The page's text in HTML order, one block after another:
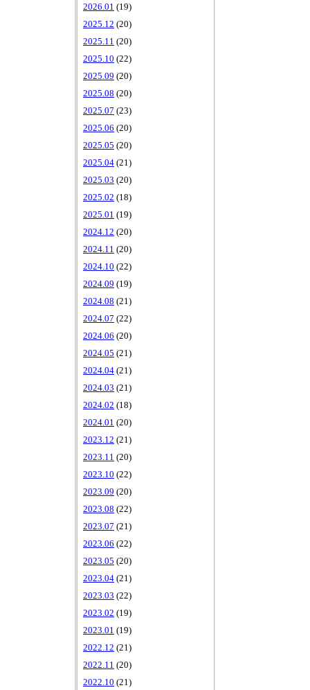
2026.01 (19)
2025.12 (20)
2025.11 (20)
2025.10 (22)
2025.09 (20)
2025.08 (20)
2025.07 (23)
2025.06 (20)
2025.05 (20)
2025.04 (21)
2025.03 (20)
2025.02 (18)
2025.01 (19)
2024.12 (20)
2024.11 (20)
2024.10 (22)
2024.09 (19)
2024.08 (21)
2024.07 (22)
2024.06 (20)
2024.05 (21)
2024.04 (21)
2024.03 (21)
2024.02 (18)
2024.01 (20)
2023.12 (21)
2023.11 (20)
2023.10 (22)
2023.09 (20)
2023.08 (22)
2023.07 (21)
2023.06 (22)
2023.05 (20)
2023.04 (21)
2023.03 (22)
2023.02 (19)
2023.01 (19)
2022.12 (21)
2022.11 (20)
2022.10 (21)